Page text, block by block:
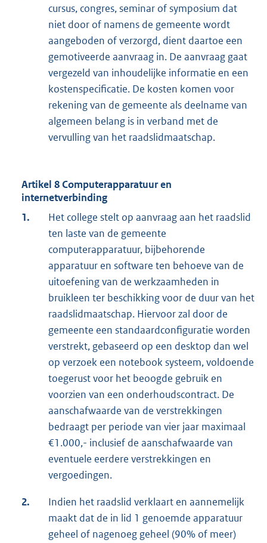
cursus, congres, seminar of symposium dat
niet door of namens de gemeente wordt
aangeboden of verzorgd, dient daartoe een
gemotiveerde aanvraag in. De aanvraag gaat
vergezeld van inhoudelijke informatie en een
kostenspecificatie. De kosten komen voor
rekening van de gemeente als deelname van
algemeen belang is in verband met de
vervulling van het raadslidmaatschap.
Artikel 8 Computerapparatuur en
internetverbinding
1.
Het college stelt op aanvraag aan het raadslid
ten laste van de gemeente
computerapparatuur, bijbehorende
apparatuur en software ten behoeve van de
uitoefening van de werkzaamheden in
bruikleen ter beschikking voor de duur van het
raadslidmaatschap. Hiervoor zal door de
gemeente een standaardconfiguratie worden
verstrekt, gebaseerd op een desktop dan wel
op verzoek een notebook systeem, voldoende
toegerust voor het beoogde gebruik en
voorzien van een onderhoudscontract. De
aanschafwaarde van de verstrekkingen
bedraagt per periode van vier jaar maximaal
€1.000,- inclusief de aanschafwaarde van
eventuele eerdere verstrekkingen en
vergoedingen.
2.
Indien het raadslid verklaart en aannemelijk
maakt dat de in lid 1 genoemde apparatuur
geheel of nagenoeg geheel (90% of meer)